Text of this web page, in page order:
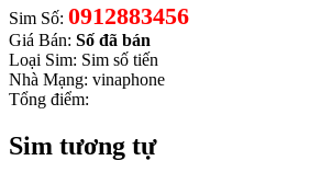
Sim Số: 0912883456
Giá Bán: Số đã bán
Loại Sim: Sim số tiến
Nhà Mạng: vinaphone
Tổng điểm:
Sim tương tự